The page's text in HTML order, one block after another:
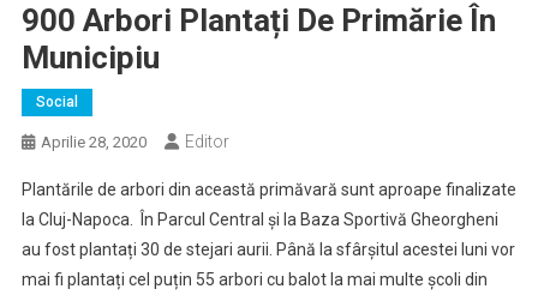
900 Arbori Plantați De Primărie În
Municipiu
Social
Aprilie 28, 2020 Editor
Plantările de arbori din această primăvară sunt aproape finalizate
la Cluj-Napoca. În Parcul Central și la Baza Sportivă Gheorgheni
au fost plantați 30 de stejari aurii. Până la sfârșitul acestei luni vor
mai fi plantați cel puțin 55 arbori cu balot la mai multe școli din